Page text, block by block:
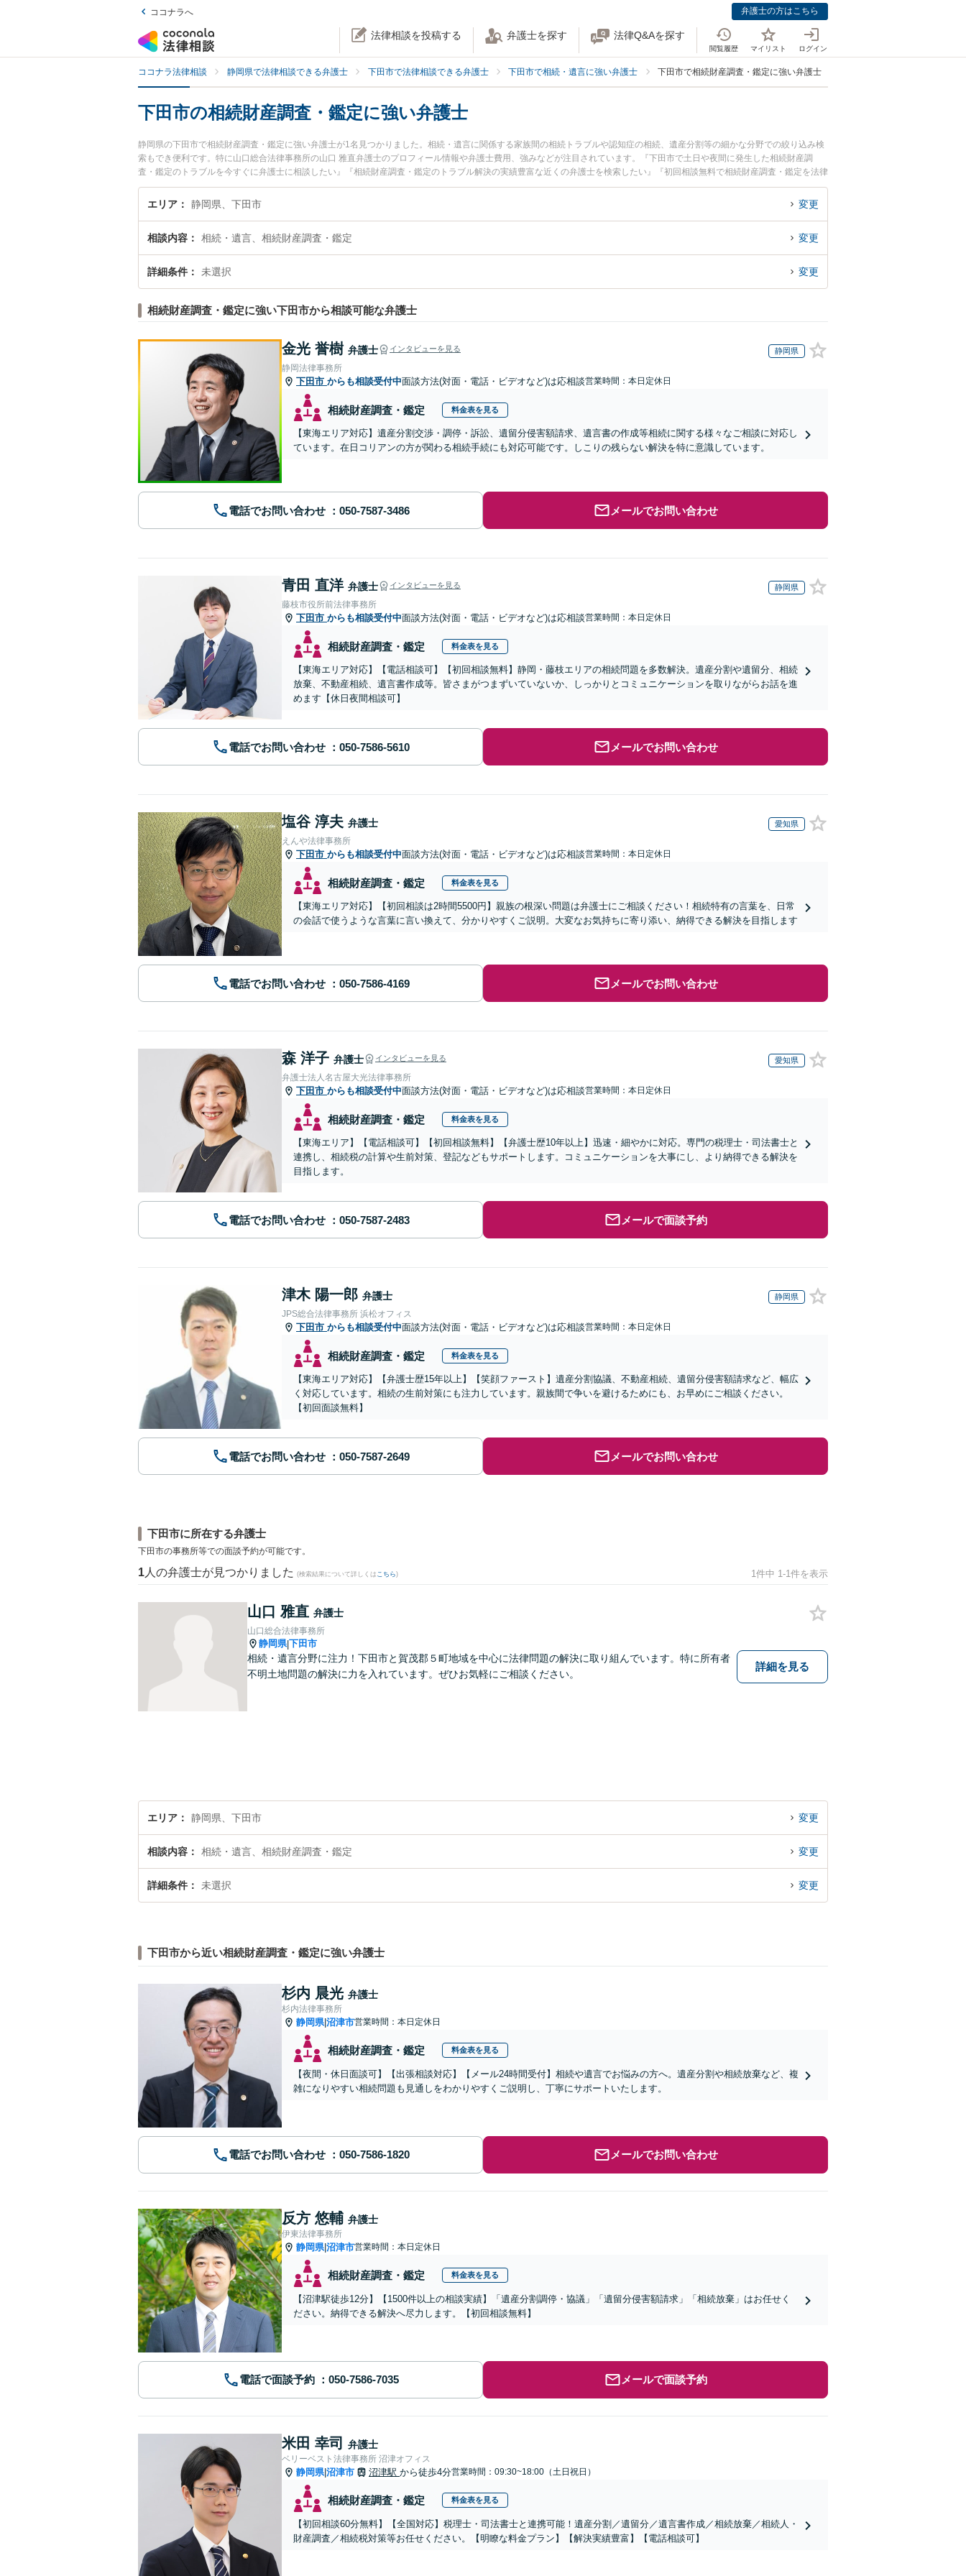
ココナラへ 弁護士の方はこちら
法律相談を投稿する 弁護士を探す 法律Q&Aを探す
閲覧履歴 マイリスト ログイン
ココナラ法律相談 静岡県で法律相談できる弁護士 下田市で法律相談できる弁護士 下田市で相続・遺言に強い弁護士 下田市で相続財産調査・鑑定に強い弁護士
下田市の相続財産調査・鑑定に強い弁護士
静岡県の下田市で相続財産調査・鑑定に強い弁護士が1名見つかりました。相続・遺言に関係する家族間の相続トラブルや認知症の相続、遺産分割等の細かな分野での絞り込み検
索もでき便利です。特に山口総合法律事務所の山口 雅直弁護士のプロフィール情報や弁護士費用、強みなどが注目されています。『下田市で土日や夜間に発生した相続財産調
査・鑑定のトラブルを今すぐに弁護士に相談したい』『相続財産調査・鑑定のトラブル解決の実績豊富な近くの弁護士を検索したい』『初回相談無料で相続財産調査・鑑定を法律
相談できる下田市内の弁護士に相談予約したい』などでお困りの相談者さんにおすすめです。
エリア 静岡県、下田市 変更
相談内容 相続・遺言、相続財産調査・鑑定 変更
詳細条件 未選択 変更
相続財産調査・鑑定に強い下田市から相談可能な弁護士
金光 誉樹 弁護士 インタビューを見る 静岡県
静岡法律事務所
下田市 からも相談受付中面談方法(対面・電話・ビデオなど)は応相談営業時間：本日定休日
相続財産調査・鑑定 料金表を見る
【東海エリア対応】遺産分割交渉・調停・訴訟、遺留分侵害額請求、遺言書の作成等相続に関する様々なご相談に対応し
ています。在日コリアンの方が関わる相続手続にも対応可能です。しこりの残らない解決を特に意識しています。
電話でお問い合わせ メールでお問い合わせ
青田 直洋 弁護士 インタビューを見る 静岡県
藤枝市役所前法律事務所
下田市 からも相談受付中面談方法(対面・電話・ビデオなど)は応相談営業時間：本日定休日
相続財産調査・鑑定 料金表を見る
【東海エリア対応】【電話相談可】【初回相談無料】静岡・藤枝エリアの相続問題を多数解決。遺産分割や遺留分、相続
放棄、不動産相続、遺言書作成等。皆さまがつまずいていないか、しっかりとコミュニケーションを取りながらお話を進
めます【休日夜間相談可】
電話でお問い合わせ メールでお問い合わせ
塩谷 淳夫 弁護士 愛知県
えんや法律事務所
下田市 からも相談受付中面談方法(対面・電話・ビデオなど)は応相談営業時間：本日定休日
相続財産調査・鑑定 料金表を見る
【東海エリア対応】【初回相談は2時間5500円】親族の根深い問題は弁護士にご相談ください！相続特有の言葉を、日常
の会話で使うような言葉に言い換えて、分かりやすくご説明。大変なお気持ちに寄り添い、納得できる解決を目指します
電話でお問い合わせ メールでお問い合わせ
森 洋子 弁護士 インタビューを見る 愛知県
弁護士法人名古屋大光法律事務所
下田市 からも相談受付中面談方法(対面・電話・ビデオなど)は応相談営業時間：本日定休日
相続財産調査・鑑定 料金表を見る
【東海エリア】【電話相談可】【初回相談無料】【弁護士歴10年以上】迅速・細やかに対応。専門の税理士・司法書士と
連携し、相続税の計算や生前対策、登記などもサポートします。コミュニケーションを大事にし、より納得できる解決を
目指します。
電話でお問い合わせ メールで面談予約
津木 陽一郎 弁護士 静岡県
JPS総合法律事務所 浜松オフィス
下田市 からも相談受付中面談方法(対面・電話・ビデオなど)は応相談営業時間：本日定休日
相続財産調査・鑑定 料金表を見る
【東海エリア対応】【弁護士歴15年以上】【笑顔ファースト】遺産分割協議、不動産相続、遺留分侵害額請求など、幅広
く対応しています。相続の生前対策にも注力しています。親族間で争いを避けるためにも、お早めにご相談ください。
【初回面談無料】
電話でお問い合わせ メールでお問い合わせ
下田市に所在する弁護士
下田市の事務所等での面談予約が可能です。
1 人の弁護士が見つかりました (検索結果について詳しくは こちら) 1件中 1-1件を表示
山口 雅直 弁護士
山口総合法律事務所
静岡県|下田市
相続・遺言分野に注力！下田市と賀茂郡５町地域を中心に法律問題の解決に取り組んでいます。特に所有者
不明土地問題の解決に力を入れています。ぜひお気軽にご相談ください。
詳細を見る
エリア 静岡県、下田市 変更
相談内容 相続・遺言、相続財産調査・鑑定 変更
詳細条件 未選択 変更
下田市から近い相続財産調査・鑑定に強い弁護士
杉内 晨光 弁護士
杉内法律事務所
静岡県|沼津市営業時間：本日定休日
相続財産調査・鑑定 料金表を見る
【夜間・休日面談可】【出張相談対応】【メール24時間受付】相続や遺言でお悩みの方へ。遺産分割や相続放棄など、複
雑になりやすい相続問題も見通しをわかりやすくご説明し、丁寧にサポートいたします。
電話でお問い合わせ メールでお問い合わせ
反方 悠輔 弁護士
伊東法律事務所
静岡県|沼津市営業時間：本日定休日
相続財産調査・鑑定 料金表を見る
【沼津駅徒歩12分】【1500件以上の相談実績】「遺産分割調停・協議」「遺留分侵害額請求」「相続放棄」はお任せく
ださい。納得できる解決へ尽力します。【初回相談無料】
電話で面談予約 メールで面談予約
米田 幸司 弁護士
ベリーベスト法律事務所 沼津オフィス
静岡県|沼津市 沼津駅 から徒歩4分営業時間：09:30~18:00（土日祝日）
相続財産調査・鑑定 料金表を見る
【初回相談60分無料】【全国対応】税理士・司法書士と連携可能！遺産分割／遺留分／遺言書作成／相続放棄／相続人・
財産調査／相続税対策等お任せください。【明瞭な料金プラン】【解決実績豊富】【電話相談可】